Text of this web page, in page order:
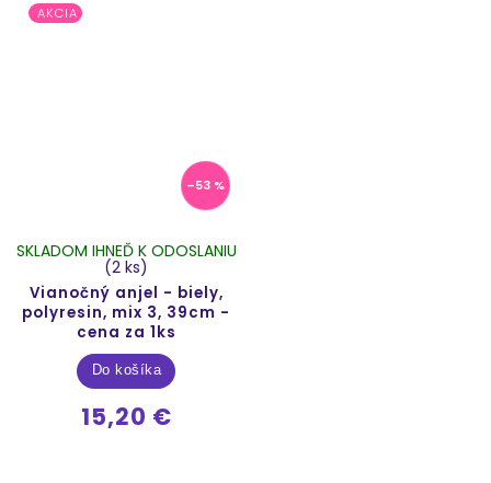
AKCIA
–53 %
Vianočný anjel - biely,
polyresin, mix 3, 39cm -
cena za 1ks
SKLADOM IHNEĎ K ODOSLANIU
(2 ks)
15,20 €
Do košíka